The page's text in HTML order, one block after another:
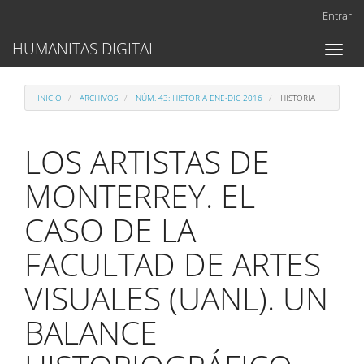
Contenido
principal
lateral
Entrar
Toggle
HUMANITAS DIGITAL
INICIO ARCHIVOS NÚM. 43: HISTORIA ENE-DIC 2016 HISTORIA
LOS ARTISTAS DE
MONTERREY. EL
CASO DE LA
FACULTAD DE ARTES
VISUALES (UANL). UN
BALANCE